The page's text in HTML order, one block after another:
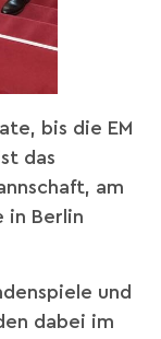
bis die EM
das
am
in Berlin
und
dabei im